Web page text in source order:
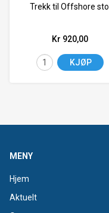
Trekk til Offshore stol
Kr 920,00
KJØP
MENY
Hjem
Aktuelt